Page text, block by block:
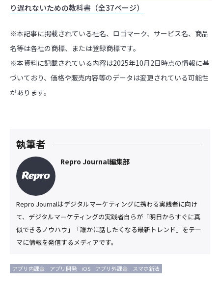
り遅れないための教科書（全37ページ）
※本記事に掲載されている社名、ロゴマーク、サービス名、商品
名等は各社の商標、または登録商標です。
※本資料に記載されている内容は2025年10月2日時点の情報に基
づいており、価格や販売内容等のデータは変更されている可能性
があります。
執筆者
Repro Journal編集部
Repro Journalはデジタルマーケティングに携わる実践者に向け
て、デジタルマーケティングの実践者自らが「明日からすぐに真
似できるノウハウ」「誰かに話したくなる最新トレンド」をテー
マに情報を発信するメディアです。
アプリ内課金 アプリ開発 iOS アプリ外課金 スマホ新法